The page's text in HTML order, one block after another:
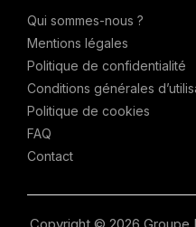
Qui sommes-nous ?
Mentions légales
Politique de confidentialité
Conditions générales
Politique de cookies
FAQ
Contact